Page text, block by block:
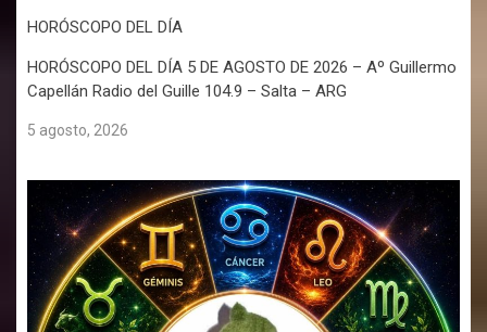
HORÓSCOPO DEL DÍA
HORÓSCOPO DEL DÍA 5 DE AGOSTO DE 2026 – Aº Guillermo
Capellán Radio del Guille 104.9 – Salta – ARG
5 agosto, 2026